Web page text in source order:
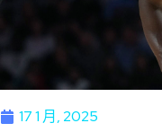
17 1 月, 2025